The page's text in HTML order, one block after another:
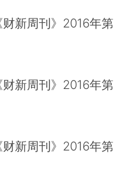
新周刊》2016年第
新周刊》2016年第
新周刊》2016年第